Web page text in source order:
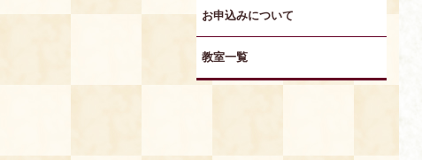
お申込みについて
教室一覧